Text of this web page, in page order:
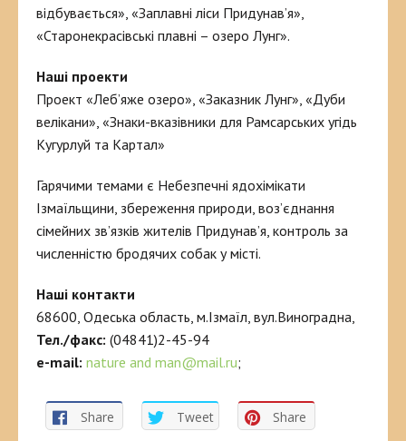
відбувається», «Заплавні ліси Придунав’я»,
«Старонекрасівські плавні – озеро Лунг».
Наші проекти
Проект «Леб’яже озеро», «Заказник Лунг», «Дуби
велікани», «Знаки-вказівники для Рамсарських угідь
Кугурлуй та Картал»
Гарячими темами є Небезпечні ядохімікати
Ізмаїльщини, збереження природи, воз’єднання
сімейних зв’язків жителів Придунав’я, контроль за
численністю бродячих собак у місті.
Наші контакти
68600, Одеська область, м.Ізмаїл, вул.Виноградна,
Тел./факс: (04841)2-45-94
e-mail: nature and man@mail.ru;
Share Tweet Share